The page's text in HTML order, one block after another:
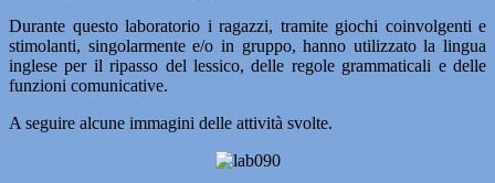
Durante questo laboratorio i ragazzi, tramite giochi coinvolgenti e
stimolanti, singolarmente e/o in gruppo, hanno utilizzato la lingua
inglese per il ripasso del lessico, delle regole grammaticali e delle
funzioni comunicative.
A seguire alcune immagini delle attività svolte.